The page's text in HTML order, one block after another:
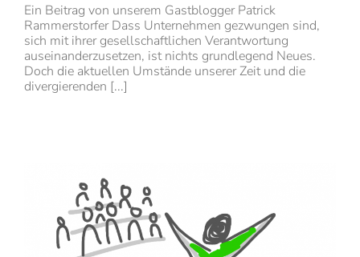
Ein Beitrag von unserem Gastblogger Patrick
Rammerstorfer Dass Unternehmen gezwungen sind,
sich mit ihrer gesellschaftlichen Verantwortung
auseinanderzusetzen, ist nichts grundlegend Neues.
Doch die aktuellen Umstände unserer Zeit und die
divergierenden [...]